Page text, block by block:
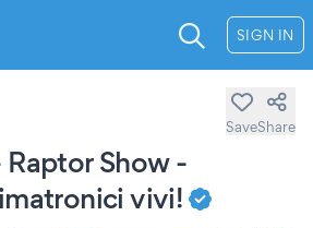
SIGN IN
Raptor Show -
vivi!
SaveShare